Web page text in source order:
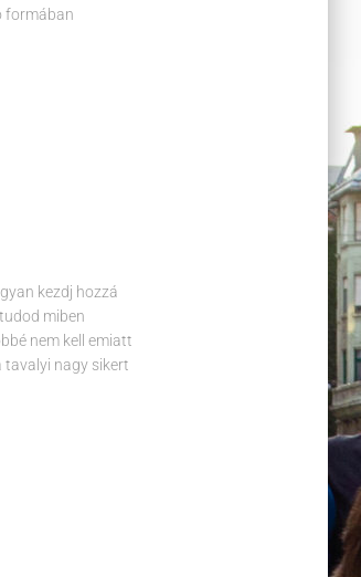
formában
kezdj hozzá
miben
nem kell emiatt
tavalyi nagy sikert